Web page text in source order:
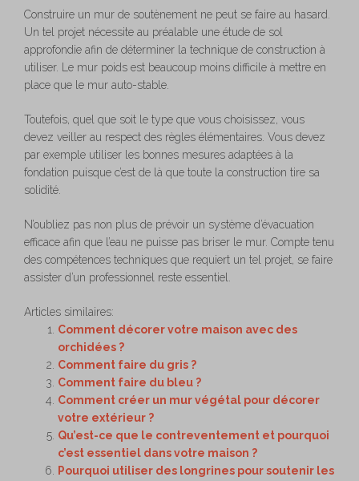
Construire un mur de soutènement ne peut se faire au hasard.
Un tel projet nécessite au préalable une étude de sol
approfondie afin de déterminer la technique de construction à
utiliser. Le mur poids est beaucoup moins difficile à mettre en
place que le mur auto-stable.
Toutefois, quel que soit le type que vous choisissez, vous
devez veiller au respect des règles élémentaires. Vous devez
par exemple utiliser les bonnes mesures adaptées à la
fondation puisque c’est de là que toute la construction tire sa
solidité.
N’oubliez pas non plus de prévoir un système d’évacuation
efficace afin que l’eau ne puisse pas briser le mur. Compte tenu
des compétences techniques que requiert un tel projet, se faire
assister d’un professionnel reste essentiel.
Articles similaires:
Comment décorer votre maison avec des
orchidées ?
Comment faire du gris ?
Comment faire du bleu ?
Comment créer un mur végétal pour décorer
votre extérieur ?
Qu’est-ce que le contreventement et pourquoi
c’est essentiel dans votre maison ?
Pourquoi utiliser des longrines pour soutenir les